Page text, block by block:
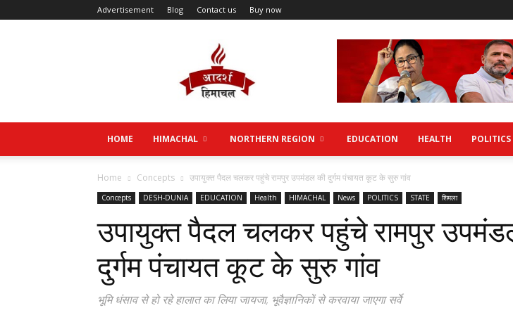
Advertisement Blog Contact us Buy now
HOME HIMACHAL NORTHERN REGION EDUCATION HEALTH POLITICS
Home Concepts उपायुक्त पैदल चलकर पहुंचे रामपुर उपमंडल की दुर्गम पंचायत कूट के सुरु गांव
Concepts DESH-DUNIA EDUCATION Health HIMACHAL News POLITICS STATE शिमला
उपायुक्त पैदल चलकर पहुंचे रामपुर
दुर्गम पंचायत कूट के सुरु गांव
भूमि धंसाव से हो रहे हालात का लिया जायजा, भूवैज्ञानिकों से करवाया जाएगा सर्वे